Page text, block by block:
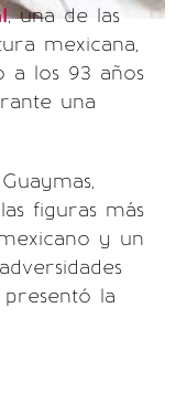
, una de las
mexicana,
a los 93 años
una
figuras más
y un
la